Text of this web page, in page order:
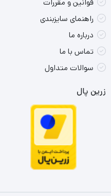
قوانین و مقررات
راهنمای سایزبندی
درباره ما
تماس با ما
سوالات متداول
زرین پال